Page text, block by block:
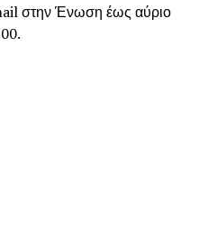
στην Ένωση έως αύριο